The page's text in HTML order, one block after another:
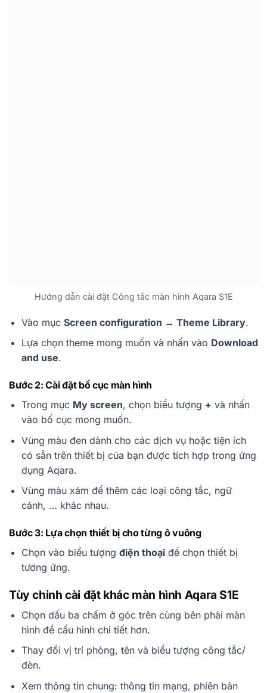
Hướng dẫn cài đặt Công tắc màn hình Aqara S1E
Vào mục Screen configuration → Theme Library.
Lựa chọn theme mong muốn và nhấn vào Download
and use.
Bước 2: Cài đặt bố cục màn hình
Trong mục My screen, chọn biểu tượng + và nhấn
vào bố cục mong muốn.
Vùng màu đen dành cho các dịch vụ hoặc tiện ích
có sẵn trên thiết bị của bạn được tích hợp trong ứng
dụng Aqara.
Vùng màu xám để thêm các loại công tắc, ngữ
cảnh, … khác nhau.
Bước 3: Lựa chọn thiết bị cho từng ô vuông
Chọn vào biểu tượng điện thoạiđể chọn thiết bị
tương ứng.
Tùy chỉnh cài đặt khác màn hình Aqara S1E
Chọn dấu ba chấm ở góc trên cùng bên phải màn
hình để cấu hình chi tiết hơn.
Thay đổi vị trí phòng, tên và biểu tượng công tắc/
đèn.
Xem thông tin chung: thông tin mạng, phiên bản